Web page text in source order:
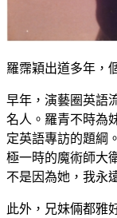
羅霈穎出道多年，
早年，演藝圈英語
名人。羅青不時為
定英語專訪的題綱
極一時的魔術師大
不是因為她，我永
此外，兄妹倆都雅